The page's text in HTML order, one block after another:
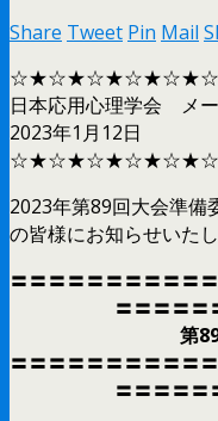
Share Tweet Pin Mail
日本応用心理学会 メ
2023年1月12日
2023年第89回大会準備
の皆様にお知らせいたし
〓〓〓〓〓〓〓〓〓〓
〓〓〓〓〓
第
〓〓〓〓〓〓〓〓〓〓
〓〓〓〓〓